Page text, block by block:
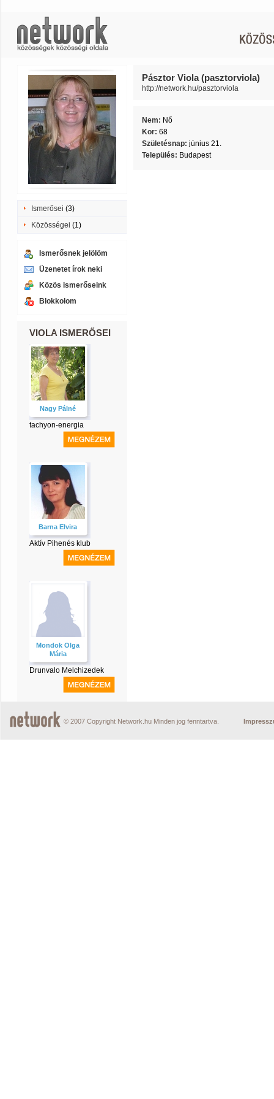
Ismerősei (3)
Közösségei (1)
Ismerősnek jelölöm
Üzenetet írok neki
Közös ismerőseink
Blokkolom
VIOLA ISMERŐSEI
Nagy Pálné
tachyon-energia
Barna Elvira
Aktív Pihenés klub
Mondok Olga
Mária
Drunvalo Melchizedek
Pásztor Viola (pasztorviola)
http://network.hu/pasztorviola
Nem: Nő
Kor: 68
Születésnap: június 21.
Település: Budapest
© 2007 Copyright Network.hu Minden jog fenntartva.